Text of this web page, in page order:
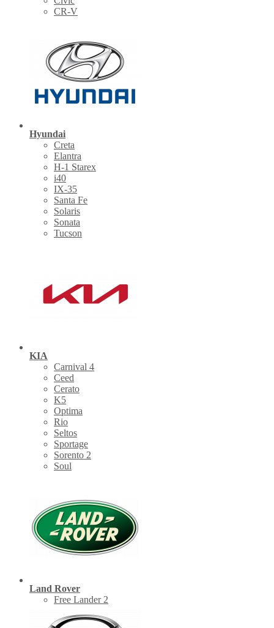
CR-V
Hyundai
Creta
Elantra
H-1 Starex
i40
IX-35
Santa Fe
Solaris
Sonata
Tucson
KIA
Carnival 4
Ceed
Cerato
K5
Optima
Rio
Seltos
Sportage
Sorento 2
Soul
Land Rover
Free Lander 2